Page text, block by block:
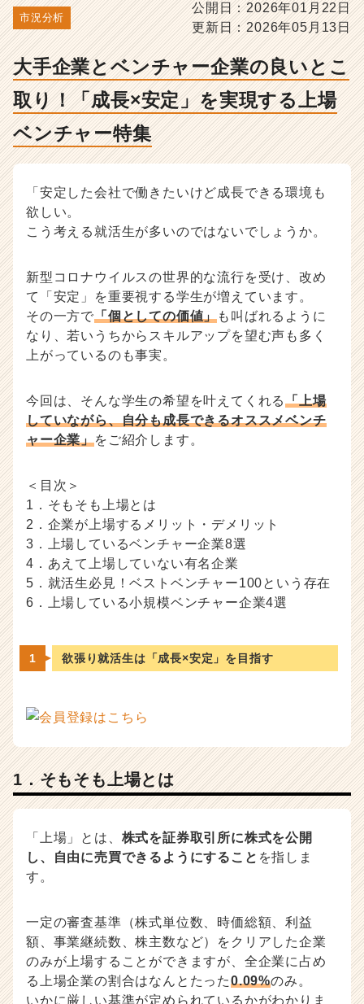
ベ
ン
チ
ャ
ー
特
集
選
対
活
ノ
ウ
ハ
ウ
|
ベ
ン
成
長
企
業
か
ら
ス
ウ
ト
く
活
イ
ト
ア
キ
ャ
（C
h
e
e
r
市況分析
公開日：2026年01月22日
更新日：2026年05月13日
大手企業とベンチャー企業の良いとこ
取り！「成長×安定」を実現する上場
ベンチャー特集
「安定した会社で働きたいけど成長できる環境も
欲しい。
こう考える就活生が多いのではないでしょうか。
新型コロナウイルスの世界的な流行を受け、改め
て「安定」を重要視する学生が増えています。
その一方で「個としての価値」も叫ばれるように
なり、若いうちからスキルアップを望む声も多く
上がっているのも事実。
今回は、そんな学生の希望を叶えてくれる「上場
していながら、自分も成長できるオススメベンチ
ャー企業」をご紹介します。
＜目次＞
1．そもそも上場とは
2．企業が上場するメリット・デメリット
3．上場しているベンチャー企業8選
4．あえて上場していない有名企業
5．就活生必見！ベストベンチャー100という存在
6．上場している小規模ベンチャー企業4選
欲張り就活生は「成長×安定」を目指す
1．そもそも上場とは
「上場」とは、 株式を証券取引所に株式を公開
し、自由に売買できるようにすること を指しま
す。
一定の審査基準（株式単位数、時価総額、利益
額、事業継続数、株主数など）をクリアした企業
のみが上場することができますが、全企業に占め
る上場企業の割合はなんとたった0.09%のみ。
いかに厳しい基準が定められているかがわかりま